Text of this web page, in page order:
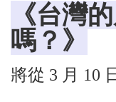
《台灣
嗎？》
將從 3 月 10